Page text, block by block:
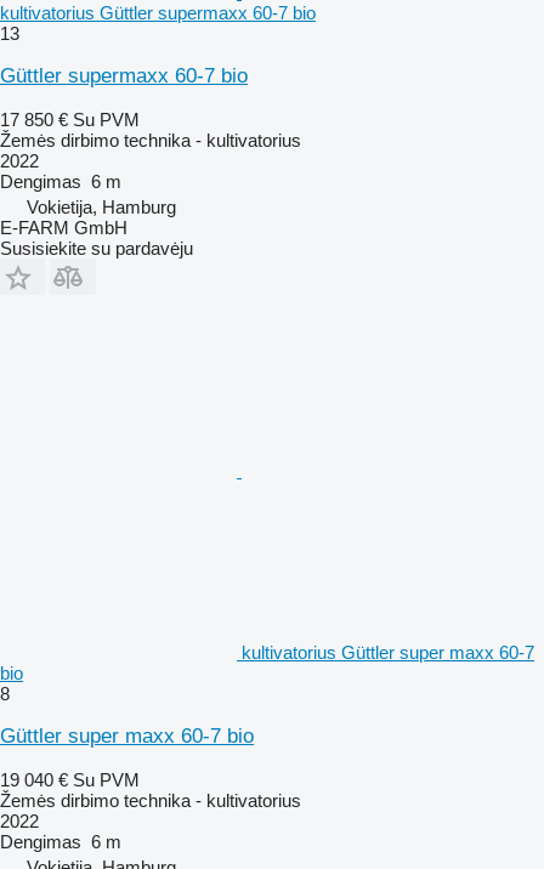
kultivatorius Güttler supermaxx 60-7 bio
13
Güttler supermaxx 60-7 bio
17 850 € Su PVM
Žemės dirbimo technika - kultivatorius
2022
Dengimas 6 m
Vokietija, Hamburg
E-FARM GmbH
Susisiekite su pardavėju
kultivatorius Güttler super maxx 60-7
bio
8
Güttler super maxx 60-7 bio
19 040 € Su PVM
Žemės dirbimo technika - kultivatorius
2022
Dengimas 6 m